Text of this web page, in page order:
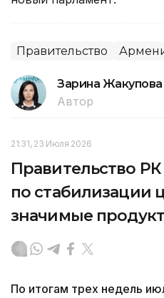
Правительство
Зарина Жакупова
Автор
21:31, 23 Июля 2026
Правительство
по стабилизации
значимые
По итогам трех недель